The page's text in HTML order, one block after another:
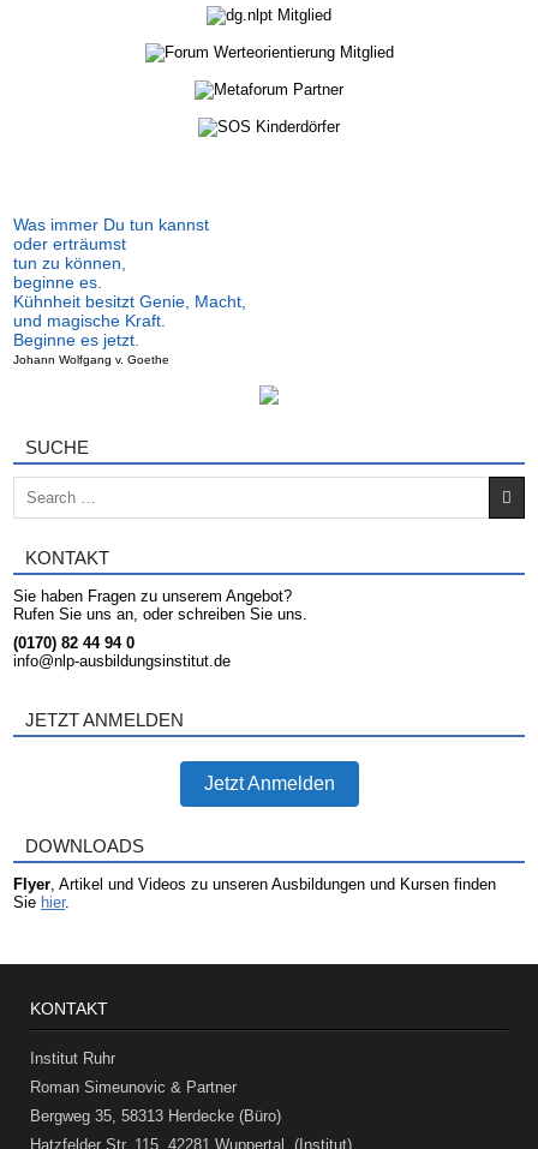
Was immer Du tun kannst
oder erträumst
tun zu können,
beginne es.
Kühnheit besitzt Genie, Macht,
und magische Kraft.
Beginne es jetzt.
Johann Wolfgang v. Goethe
SUCHE
Search for:
KONTAKT
Sie haben Fragen zu unserem Angebot?
Rufen Sie uns an, oder schreiben Sie uns.
(0170) 82 44 94 0
info@nlp-ausbildungsinstitut.de
JETZT ANMELDEN
Jetzt Anmelden
DOWNLOADS
Flyer , Artikel und Videos zu unseren Ausbildungen und Kursen finden
Sie hier.
KONTAKT
Institut Ruhr
Roman Simeunovic & Partner
Bergweg 35, 58313 Herdecke (Büro)
Hatzfelder Str. 115, 42281 Wuppertal (Institut)